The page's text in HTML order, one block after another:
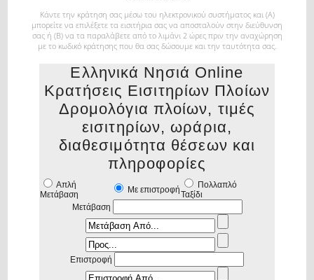
Κάντε την κράτηση σας μέσω του ηλεκτρονικού συστήματος και (Α)
μπορείτε να επιλέξετε τα εισιτήρια σας να αποσταλούν στην διεύθυνση
σας ή (Β) να τα παραλάβετε από το λιμάνι 2 ώρες πριν την αναχώρηση
με το κωδικό κράτησης που θα σας δώσουμε και την ταυτότητα σας.
Ελληνικά Νησιά Online
Κρατήσεις Εισιτηρίων Πλοίων
Δρομολόγια πλοίων, τιμές
εισιτηρίων, ωράρια,
διαθεσιμότητα θέσεων και
πληροφορίες
Απλή
Μετάβαση
Με επιστροφή
Πολλαπλό
Ταξίδι
Μετάβαση
Επιστροφή